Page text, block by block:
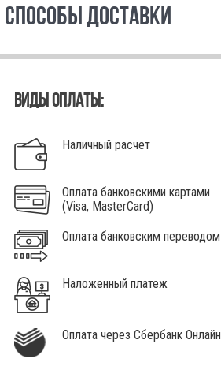
СПОСОБЫ ДОСТАВКИ
ВИДЫ ОПЛАТЫ:
Наличный расчет
Оплата банковскими картами
(Visa, MasterCard)
Оплата банковским переводом
Наложенный платеж
Оплата через Сбербанк Онлайн